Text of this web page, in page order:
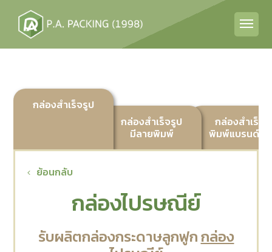
กล่องสำเร็จรูป
กล่องสำเร็จรูป
มีลายพิมพ์
กล่องสำเร็จ
พิมพ์แบรนด์ลู
ย้อนกลับ
กล่องไปรษณีย์
รับผลิตกล่องกระดาษลูกฟูกกล่อง